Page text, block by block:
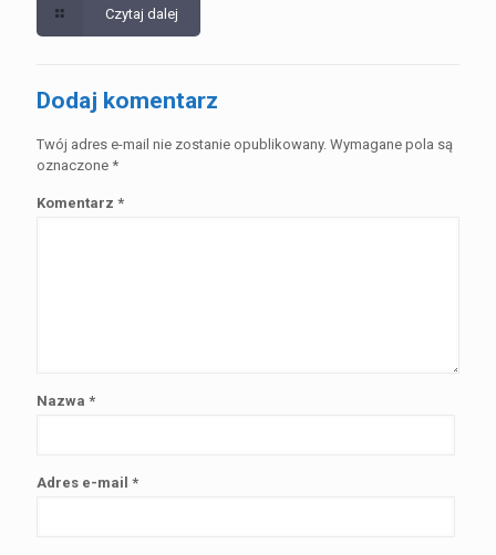
Czytaj dalej
Dodaj komentarz
Twój adres e-mail nie zostanie opublikowany. Wymagane pola są
oznaczone *
Komentarz *
Nazwa *
Adres e-mail *